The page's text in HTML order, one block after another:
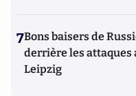
7Bons baisers de
derrière les attaques
Leipzig